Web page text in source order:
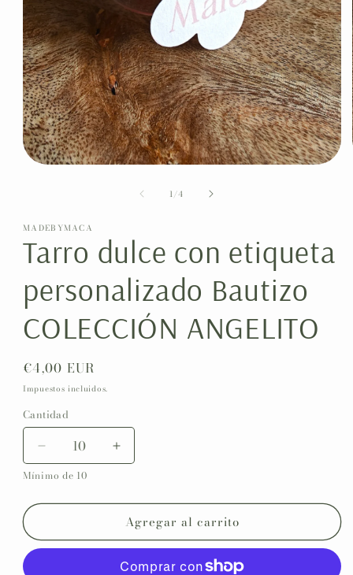
una
ventana
modal
1/de
4
MADEBYMACA
Tarro dulce con etiqueta
personalizado Bautizo
COLECCIÓN ANGELITO
Precio
habitual
€4,00 EUR
Impuestos incluidos.
Cantidad
Reducir
cantidad
Tarro
etiqueta
personalizado
Aumentar
cantidad
Tarro
dulce
etiqueta
personalizado
Mínimo de 10
Agregar al carrito